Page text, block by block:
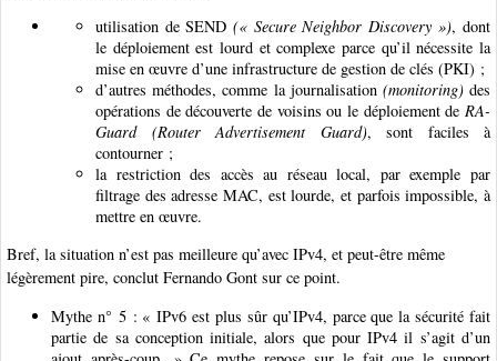
utilisation de SEND (« Secure Neighbor Discovery »), dont
le déploiement est lourd et complexe parce qu’il nécessite la
mise en œuvre d’une infrastructure de gestion de clés (PKI) ;
d’autres méthodes, comme la journalisation (monitoring)des
opérations de découverte de voisins ou le déploiement de RA-
Guard (Router Advertisement Guard), sont faciles à
contourner ;
la restriction des accès au réseau local, par exemple par
filtrage des adresse MAC, est lourde, et parfois impossible, à
mettre en œuvre.
Bref, la situation n’est pas meilleure qu’avec IPv4, et peut-être même
légèrement pire, conclut Fernando Gont sur ce point.
Mythe n° 5 : « IPv6 est plus sûr qu’IPv4, parce que la sécurité fait
partie de sa conception initiale, alors que pour IPv4 il s’agit d’un